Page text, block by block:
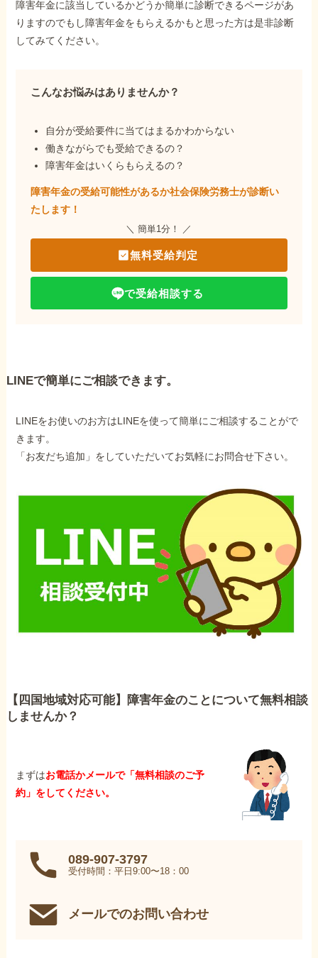
障害年金に該当しているかどうか簡単に診断できるページがあ
りますのでもし障害年金をもらえるかもと思った方は是非診断
してみてください。
こんなお悩みはありませんか？
自分が受給要件に当てはまるかわからない
働きながらでも受給できるの？
障害年金はいくらもらえるの？
障害年金の受給可能性があるか社会保険労務士が診断い
たします！
＼ 簡単1分！ ／
無料受給判定
で受給相談する
LINEで簡単にご相談できます。
LINEをお使いのお方はLINEを使って簡単にご相談することがで
きます。
「お友だち追加」をしていただいてお気軽にお問合せ下さい。
【四国地域対応可能】障害年金のことについて無料相談
しませんか？
まずはお電話かメールで「無料相談のご予
約」をしてください。
089-907-3797
受付時間：平日9:00〜18：00
メールでのお問い合わせ